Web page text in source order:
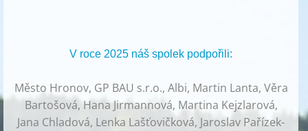
V roce 2025 náš spolek podpořili:
Město Hronov, GP BAU s.r.o., Albi, Martin Lanta, Věra
Bartošová, Hana Jirmannová, Martina Kejzlarová,
Jana Chladová, Lenka Lašťovičková, Jaroslav Pařízek-